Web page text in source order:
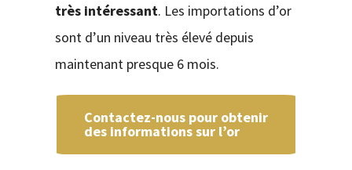
très intéressant. Les importations d’or
sont d’un niveau très élevé depuis
maintenant presque 6 mois.
Contactez-nous pour obtenir
des informations sur l’or